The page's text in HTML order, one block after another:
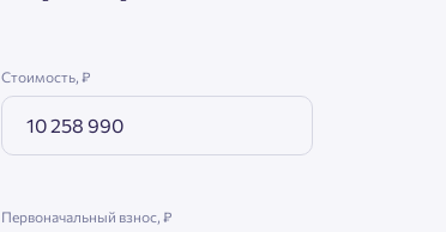
Стоимость, ₽
Первоначальный взнос, ₽